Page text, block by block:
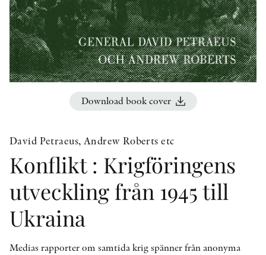
Download book cover
David Petraeus, Andrew Roberts etc
Konflikt : Krigföringens
utveckling från 1945 till
Ukraina
Medias rapporter om samtida krig spänner från anonyma